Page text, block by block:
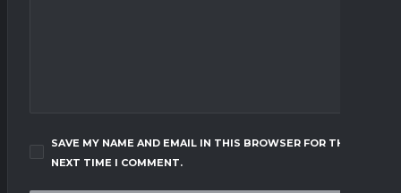
SAVE MY NAME AND EMAIL IN THIS BROWSER FOR THE
NEXT TIME I COMMENT.